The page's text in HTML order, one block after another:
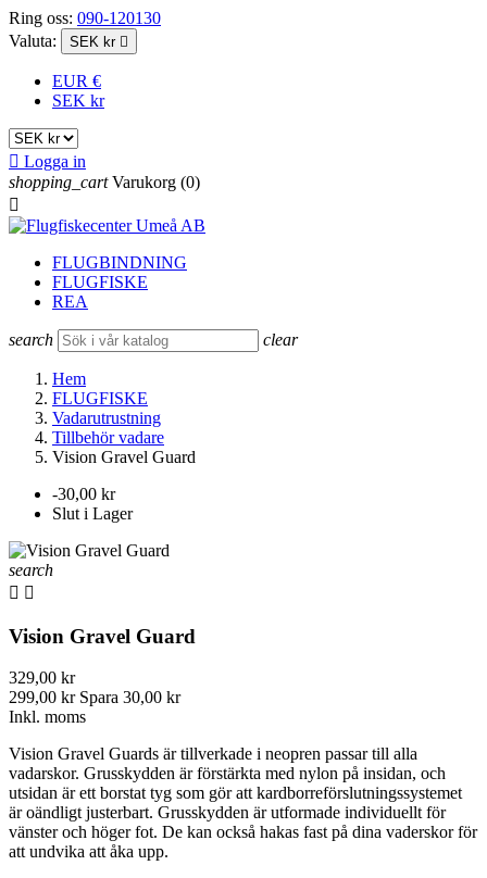
Ring oss: 090-120130
Valuta:
SEK kr 
EUR €
SEK kr
 Logga in
shopping_cart Varukorg (0)

FLUGBINDNING
FLUGFISKE
REA
search clear
Hem
FLUGFISKE
Vadarutrustning
Tillbehör vadare
Vision Gravel Guard
-30,00 kr
Slut i Lager
search
 
Vision Gravel Guard
329,00 kr
299,00 kr Spara 30,00 kr
Inkl. moms
Vision Gravel Guards är tillverkade i neopren passar till alla
vadarskor. Grusskydden är förstärkta med nylon på insidan, och
utsidan är ett borstat tyg som gör att kardborreförslutningssystemet
är oändligt justerbart. Grusskydden är utformade individuellt för
vänster och höger fot. De kan också hakas fast på dina vaderskor för
att undvika att åka upp.